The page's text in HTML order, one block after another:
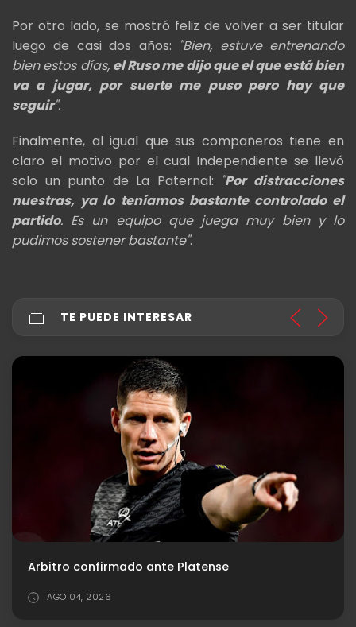
Por otro lado, se mostró feliz de volver a ser titular
luego de casi dos años: "Bien, estuve entrenando
bien estos días, el Ruso me dijo que el que está bien
va a jugar, por suerte me puso pero hay que
seguir".
Finalmente, al igual que sus compañeros tiene en
claro el motivo por el cual Independiente se llevó
solo un punto de La Paternal: "Por distracciones
nuestras, ya lo teníamos bastante controlado el
partido. Es un equipo que juega muy bien y lo
pudimos sostener bastante".
TE PUEDE INTERESAR
Arbitro confirmado ante Platense
AGO 04, 2026